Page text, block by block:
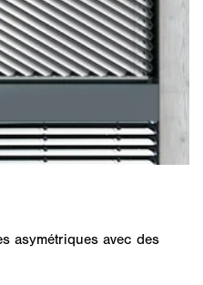
asymétriques avec des